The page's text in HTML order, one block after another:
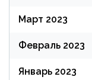
Март 2023
Февраль 2023
Январь 2023